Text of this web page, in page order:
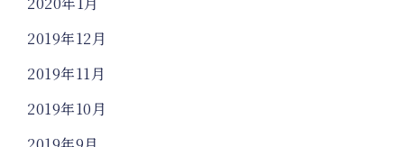
2019年12月
2019年11月
2019年10月